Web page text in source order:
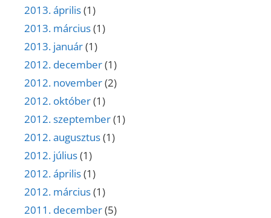
2013. április(1)
2013. március(1)
2013. január(1)
2012. december(1)
2012. november(2)
2012. október(1)
2012. szeptember(1)
2012. augusztus(1)
2012. július(1)
2012. április(1)
2012. március(1)
2011. december(5)